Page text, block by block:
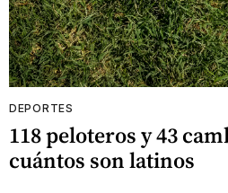
DEPORTES
118 peloteros y 43
cuántos son latinos